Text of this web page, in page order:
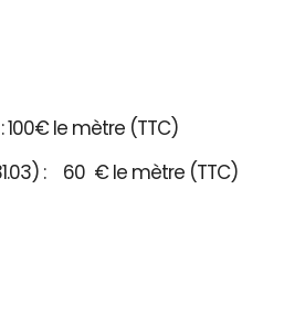
le mètre (TTC)
: 60 € le mètre (TTC)